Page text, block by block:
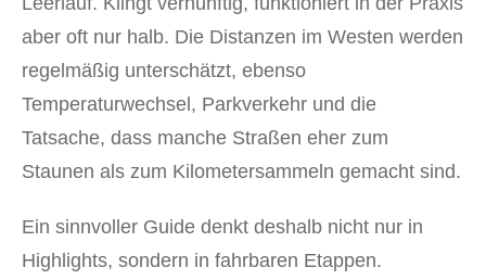
aber oft nur halb. Die Distanzen im Westen werden
regelmäßig unterschätzt, ebenso
Temperaturwechsel, Parkverkehr und die
Tatsache, dass manche Straßen eher zum
Staunen als zum Kilometersammeln gemacht sind.
Ein sinnvoller Guide denkt deshalb nicht nur in
Highlights, sondern in fahrbaren Etappen.